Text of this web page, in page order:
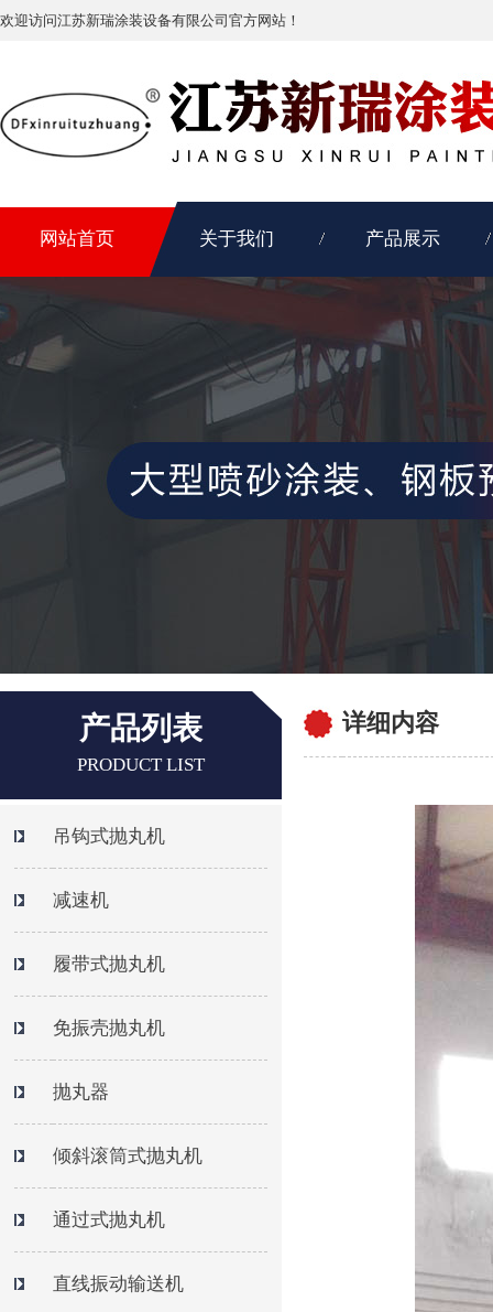
欢迎访问江苏新瑞涂装设备有限公司官方网站！
网站首页 关于我们 产品展示
产品列表
PRODUCT LIST
吊钩式抛丸机
减速机
履带式抛丸机
免振壳抛丸机
抛丸器
倾斜滚筒式抛丸机
通过式抛丸机
直线振动输送机
详细内容